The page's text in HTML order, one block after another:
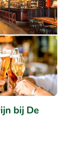
bij De